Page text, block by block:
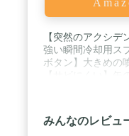
【突然のアクシ
強い瞬間冷却用ス
ボタン】大きめの
のコーティング加
す】3秒間のスプ
【大容量サイズも
480mLもございます
みんなのレビュ